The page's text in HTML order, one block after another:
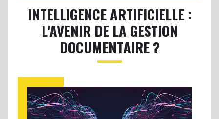
INTELLIGENCE ARTIFICIELLE :
L'AVENIR DE LA GESTION
DOCUMENTAIRE ?